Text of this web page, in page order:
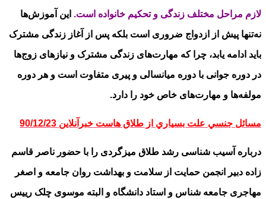
لازم مراحل مختلف زندگی و تحکیم خانواده است. این آموزش‌ها
نه‌تنها پیش از ازدواج ضروری است بلکه پس از آغاز زندگی مشترک
باید ادامه یابد، چرا که مهارت‌های زندگی مشترک و نیازهای زوج‌ها
در دوره جوانی با دوره میانسالی و پیری متفاوت است و هر دوره
مولفه‌ها و مهارت‌های خاص خود را دارد.
مسائل جنسي علت بسياري از طلاق هاست خبرآنلاین 90/12/23
درباره آسیب شناسی رشد طلاق میزگردی را با حضور ناصر قاسم
زاده دبیر انجمن حمایت از سلامت و بهداشت روان جامعه و اصغر
مهاجری جامعه شناس و استاد دانشگاه و البته موسوی چلک رییس